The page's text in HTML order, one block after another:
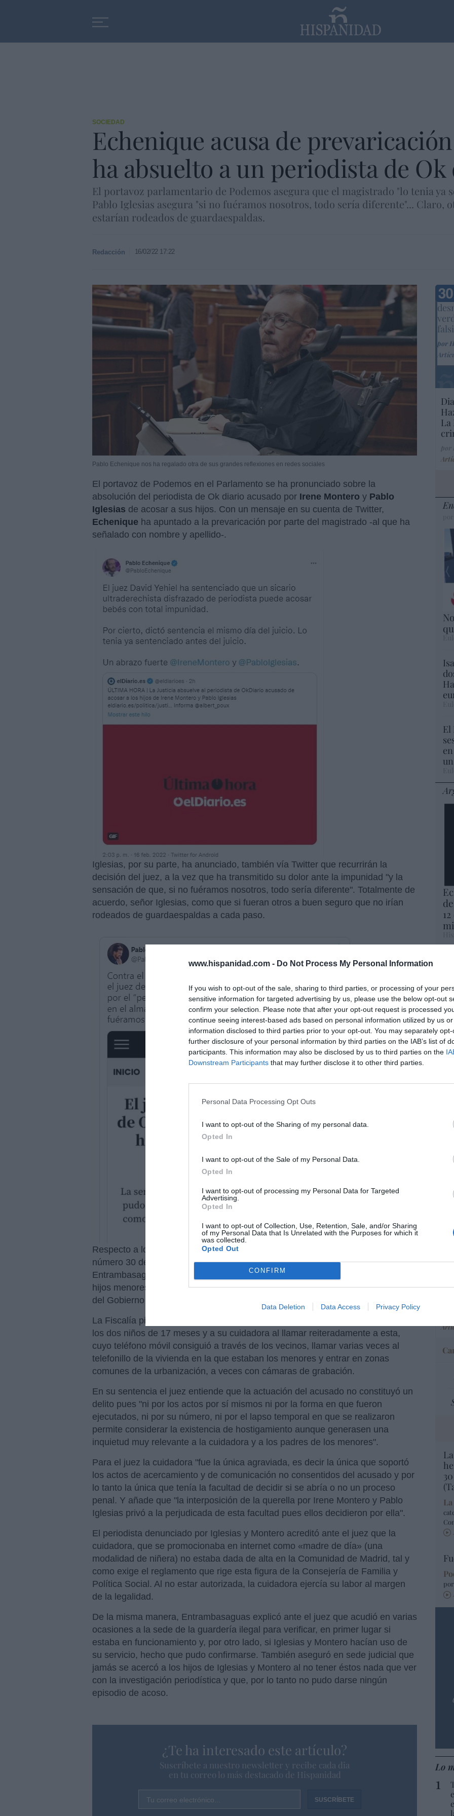
www.hispanidad.com - Do Not Process My Personal Information
If you wish to opt-out of the sale, sharing to third parties, or processing of your
sensitive information for targeted advertising by us, please use the below opt-out
confirm your selection. Please note that after your opt-out request is processed
continue seeing interest-based ads based on personal information utilized by us
information disclosed to third parties prior to your opt-out. You may separately
further disclosure of your personal information by third parties on the IAB’s list of
participants. This information may also be disclosed by us to third parties on the
Downstream Participants that may further disclose it to other third parties.
Personal Data Processing Opt Outs
I want to opt-out of the Sharing of my personal data.
Opted In
I want to opt-out of the Sale of my Personal Data.
Opted In
I want to opt-out of processing my Personal Data for Targeted
Advertising.
Opted In
I want to opt-out of Collection, Use, Retention, Sale, and/or Sharing
of my Personal Data that Is Unrelated with the Purposes for which it
was collected.
Opted Out
CONFIRM
Data Deletion Data Access Privacy Policy
SOCIEDAD
Echenique acusa de
ha absuelto a un periodista de
El portavoz parlamentario de Podemos asegura que el magistrado "lo tenia ya
Pablo Iglesias asegura "si no fuéramos nosotros, todo sería diferente"... Claro,
estarían rodeados de guardaespaldas.
Redacción 16/02/22 17:22
Pablo Echenique nos ha regalado otra de sus grandes reflexiones en redes sociales
El portavoz de Podemos en el Parlamento se ha pronunciado sobre la
absolución del periodista de Ok diario acusado por Irene Montero y Pablo
Iglesias de acosar a sus hijos. Con un mensaje en su cuenta de Twitter,
Echenique ha apuntado a la prevaricación por parte del magistrado -al que ha
señalado con nombre y apellido-.
Iglesias, por su parte, ha anunciado, también vía Twitter que recurrirán la
decisión del juez, a la vez que ha transmitido su dolor ante la impunidad "y la
sensación de que, si no fuéramos nosotros, todo sería diferente". Totalmente de
acuerdo, señor Iglesias, como que si fueran otros a buen seguro que no irían
rodeados de guardaespaldas a cada paso.
Respecto a los hechos en sí, hoy se ha conocido que el Juzgado de lo Penal
número 30 de Madrid ha absuelto al periodista de Ok diario Alejandro
Entrambasaguas del delito de acoso en noviembre y diciembre de 2019 a los
hijos menores de la ministra de Igualdad, Irene Montero, y el exvicepresidente
del Gobierno Pablo Iglesias y a su cuidadora.
La Fiscalía pidió un año de prisión para el periodista al que acusó de acosar a
los dos niños de 17 meses y a su cuidadora al llamar reiteradamente a esta,
cuyo teléfono móvil consiguió a través de los vecinos, llamar varias veces al
telefonillo de la vivienda en la que estaban los menores y entrar en zonas
comunes de la urbanización, a veces con cámaras de grabación.
En su sentencia el juez entiende que la actuación del acusado no constituyó un
delito pues "ni por los actos por sí mismos ni por la forma en que fueron
ejecutados, ni por su número, ni por el lapso temporal en que se realizaron
permite considerar la existencia de hostigamiento aunque generasen una
inquietud muy relevante a la cuidadora y a los padres de los menores".
Para el juez la cuidadora "fue la única agraviada, es decir la única que soportó
los actos de acercamiento y de comunicación no consentidos del acusado y por
lo tanto la única que tenía la facultad de decidir si se abría o no un proceso
penal. Y añade que "la interposición de la querella por Irene Montero y Pablo
Iglesias privó a la perjudicada de esta facultad pues ellos decidieron por ella".
El periodista denunciado por Iglesias y Montero acreditó ante el juez que la
cuidadora, que se promocionaba en internet como «madre de día» (una
modalidad de niñera) no estaba dada de alta en la Comunidad de Madrid, tal y
como exige el reglamento que rige esta figura de la Consejería de Familia y
Política Social. Al no estar autorizada, la cuidadora ejercía su labor al margen
de la legalidad.
De la misma manera, Entrambasaguas explicó ante el juez que acudió en varias
ocasiones a la sede de la guardería ilegal para verificar, en primer lugar si
estaba en funcionamiento y, por otro lado, si Iglesias y Montero hacían uso de
su servicio, hecho que pudo confirmarse. También aseguró en sede judicial que
jamás se acercó a los hijos de Iglesias y Montero al no tener éstos nada que ver
con la investigación periodística y que, por lo tanto no pudo darse ningún
episodio de acoso.
¿Te ha interesado este artículo?
Suscríbete a nuestro newsletter y recibe cada dia
en tu correo lo más destacado de Hispanidad
Tu correo electrónico...
por
La
El
por
Lo